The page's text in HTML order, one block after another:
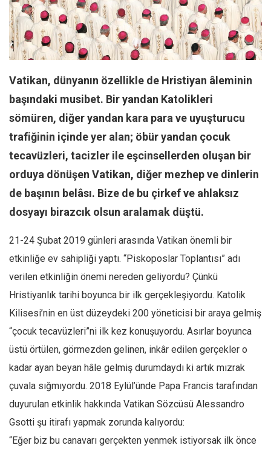
Facebook
Instagram
YouTube
Kemal Özer
Mahmut Toptaş
Yvonne Ridley
Barış Tarımcıoğlu
Ömer Kayani
Yusuf Armağan
Selçuk Türkyılmaz
Mehmet Ali Tekin
Abir E. Nahas
Amina S. Jenenkovic
Bağdagül Öz
Esra Elönü
» Yazar arşivi
Bu Sayı
Tüm Sayılar
Vatikan, dünyanın özellikle de Hristiyan âleminin
başındaki musibet. Bir yandan Katolikleri
sömüren, diğer yandan kara para ve uyuşturucu
trafiğinin içinde yer alan; öbür yandan çocuk
tecavüzleri, tacizler ile eşcinsellerden oluşan bir
orduya dönüşen Vatikan, diğer mezhep ve dinlerin
de başının belâsı. Bize de bu çirkef ve ahlaksız
dosyayı birazcık olsun aralamak düştü.
21-24 Şubat 2019 günleri arasında Vatikan önemli bir
etkinliğe ev sahipliği yaptı. “Piskoposlar Toplantısı” adı
verilen etkinliğin önemi nereden geliyordu? Çünkü
Hristiyanlık tarihi boyunca bir ilk gerçekleşiyordu. Katolik
Kilisesi’nin en üst düzeydeki 200 yöneticisi bir araya gelmiş
“çocuk tecavüzleri”ni ilk kez konuşuyordu. Asırlar boyunca
üstü örtülen, görmezden gelinen, inkâr edilen gerçekler o
kadar ayan beyan hâle gelmiş durumdaydı ki artık mızrak
çuvala sığmıyordu. 2018 Eylül’ünde Papa Francis tarafından
duyurulan etkinlik hakkında Vatikan Sözcüsü Alessandro
Gsotti şu itirafı yapmak zorunda kalıyordu:
“Eğer biz bu canavarı gerçekten yenmek istiyorsak ilk önce